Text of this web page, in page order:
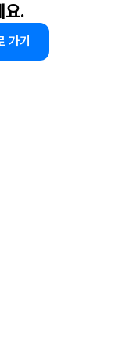
요.
가기